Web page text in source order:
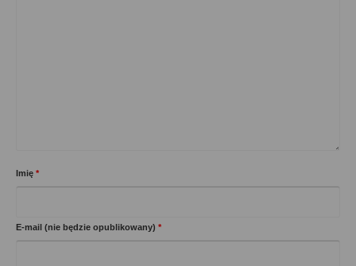
Imię *
E-mail (nie będzie opublikowany) *